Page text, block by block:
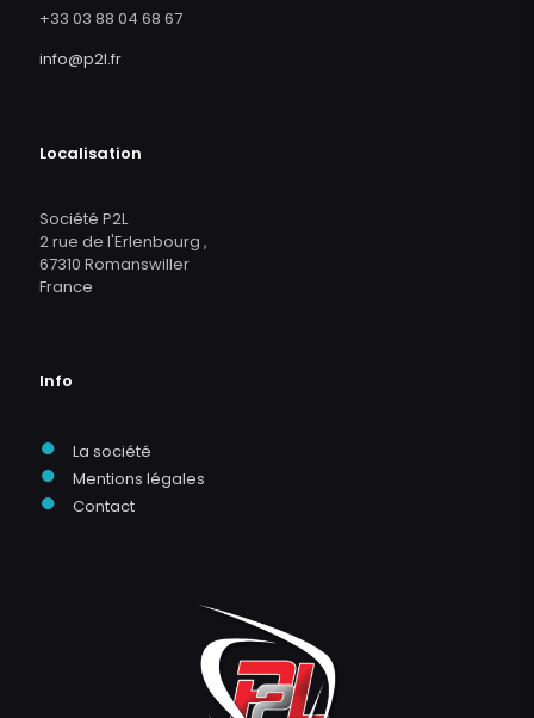
+33 03 88 04 68 67
info@p2l.fr
Localisation
Société P2L
2 rue de l'Erlenbourg ,
67310 Romanswiller
France
Info
● La société
● Mentions légales
● Contact